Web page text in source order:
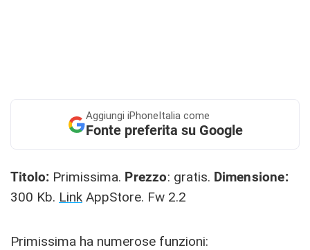
Aggiungi iPhoneItalia come
Fonte preferita su Google
Titolo: Primissima. Prezzo: gratis. Dimensione:
300 Kb. Link AppStore. Fw 2.2
Primissima ha numerose funzioni: